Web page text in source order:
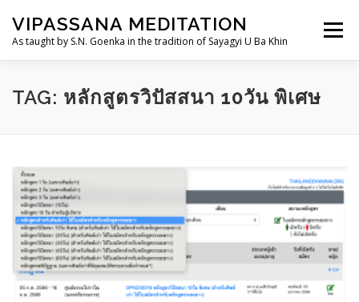
content
VIPASSANA MEDITATION
As taught by S.N. Goenka in the tradition of Sayagyi U Ba Khin
Menu
THAILANDDHAMMA.ORG วิปัสสนากรรมฐาน
ประวัติ
TAG: หลักสูตรวิปัสสนา 10วัน พิเศษ